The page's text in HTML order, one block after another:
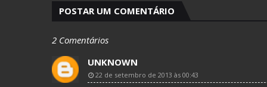
POSTAR UM COMENTÁRIO
2 Comentários
UNKNOWN
22 de setembro de 2013 às 00:43